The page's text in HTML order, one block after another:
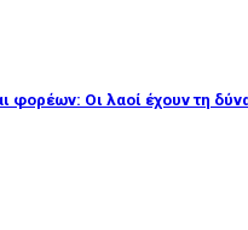
Οι λαοί έχουν τη